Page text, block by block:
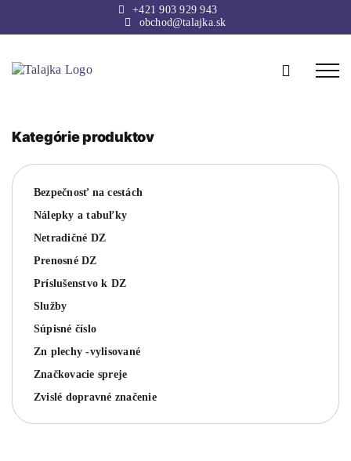
content
+421 903 929 943
obchod@talajka.sk
Kategórie produktov
Bezpečnosť na cestách
Nálepky a tabuľky
Netradičné DZ
Prenosné DZ
Príslušenstvo k DZ
Služby
Súpisné číslo
Zn plechy -vylisované
Značkovacie spreje
Zvislé dopravné značenie